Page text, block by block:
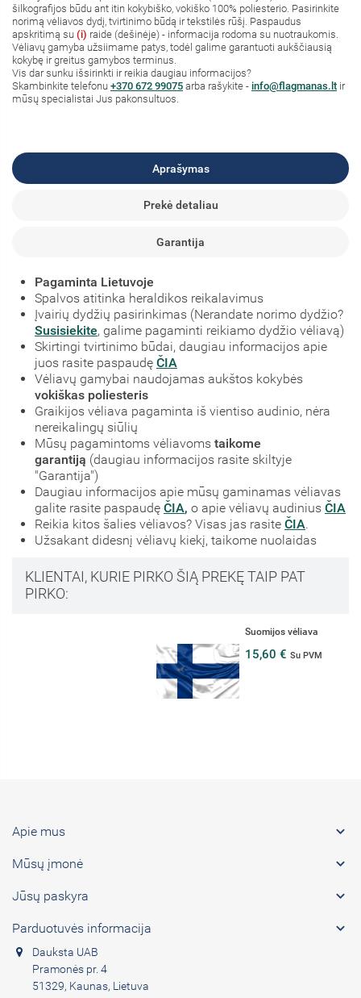
šilkografijos būdu ant itin kokybiško, vokiško 100% poliesterio. Pasirinkite
norimą vėliavos dydį, tvirtinimo būdą ir tekstilės rūšį. Paspaudus
apskritimą su (i) raide (dešinėje) - informacija rodoma su nuotraukomis.
Vėliavų gamyba užsiimame patys, todėl galime garantuoti aukščiausią
kokybę ir greitus gamybos terminus.
Vis dar sunku išsirinkti ir reikia daugiau informacijos?
Skambinkite telefonu +370 672 99075 arba rašykite - info@flagmanas.lt ir
mūsų specialistai Jus pakonsultuos.
Aprašymas
Prekė detaliau
Garantija
Pagaminta Lietuvoje
Spalvos atitinka heraldikos reikalavimus
Įvairių dydžių pasirinkimas (Nerandate norimo dydžio?
Susisiekite, galime pagaminti reikiamo dydžio vėliavą)
Skirtingi tvirtinimo būdai, daugiau informacijos apie
juos rasite paspaudę ČIA
Vėliavų gamybai naudojamas aukštos kokybės
vokiškas poliesteris
Graikijos vėliava pagaminta iš vientiso audinio, nėra
nereikalingų siūlių
Mūsų pagamintoms vėliavoms taikome
garantiją (daugiau informacijos rasite skiltyje
"Garantija")
Daugiau informacijos apie mūsų gaminamas vėliavas
galite rasite paspaudę ČIA, o apie vėliavų audinius ČIA
Reikia kitos šalies vėliavos? Visas jas rasite ČIA.
Užsakant didesnį vėliavų kiekį, taikome nuolaidas
KLIENTAI, KURIE PIRKO ŠIĄ PREKĘ TAIP PAT
PIRKO:
Su PVM
Apie mus 
Mūsų įmonė 
Jūsų paskyra 
Parduotuvės informacija 
Dauksta UAB
Pramonės pr. 4
51329, Kaunas, Lietuva